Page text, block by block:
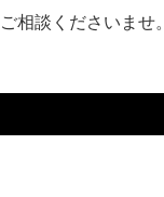
相談くださいませ。